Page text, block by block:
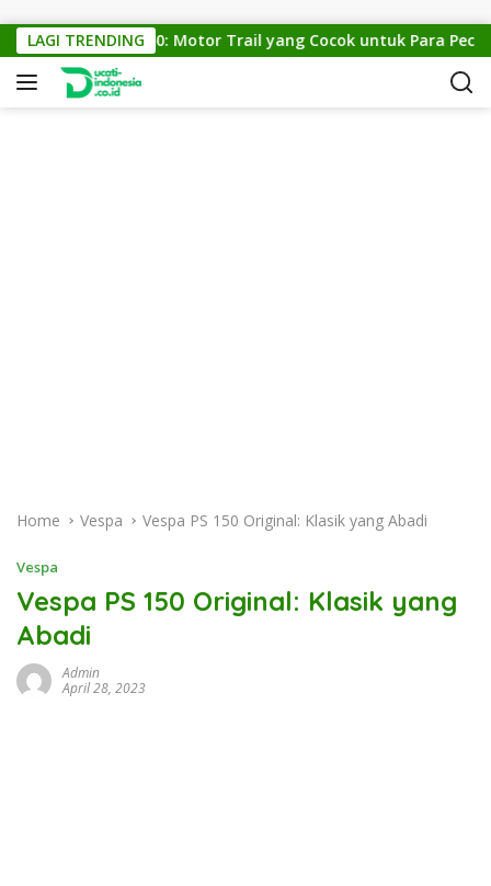
LAGI TRENDING
KTM Cross 150: Motor Trail yang Cocok untuk Para Pecinta
Home Vespa Vespa PS 150 Original: Klasik yang Abadi
Vespa
Vespa PS 150 Original: Klasik yang
Abadi
Admin
April 28, 2023